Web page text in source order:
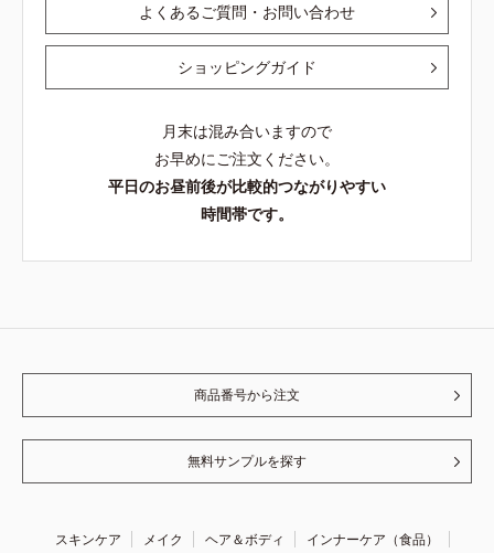
よくあるご質問・お問い合わせ
ショッピングガイド
月末は混み合いますので
お早めにご注文ください。
平日のお昼前後が比較的つながりやすい
時間帯です。
商品番号から注文
無料サンプルを探す
スキンケア メイク ヘア＆ボディ
インナーケア（食品）